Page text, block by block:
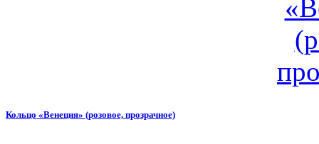
Кольцо «Венеция» (розовое, прозрачное)